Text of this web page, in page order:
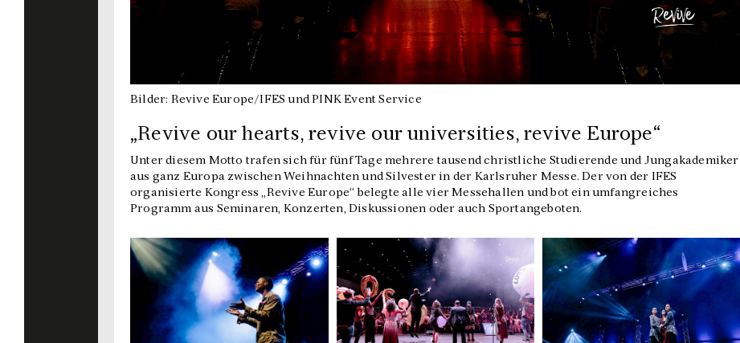
Bilder: Revive Europe/IFES und PINK Event Service
„Revive our hearts, revive our universities, revive Europe“
Unter diesem Motto trafen sich für fünf Tage mehrere tausend christliche Studierende und Jungakademiker
aus ganz Europa zwischen Weihnachten und Silvester in der Karlsruher Messe. Der von der IFES
organisierte Kongress „Revive Europe“ belegte alle vier Messehallen und bot ein umfangreiches
Programm aus Seminaren, Konzerten, Diskussionen oder auch Sportangeboten.